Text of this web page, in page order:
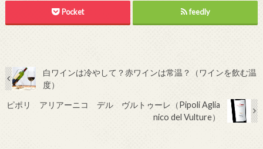
Pocket feedly
白ワインは冷やして？赤ワインは常温？（ワインを飲む温
度）
ピポリ アリアーニコ デル ヴルトゥーレ（Pipoli Aglia
nico del Vulture）